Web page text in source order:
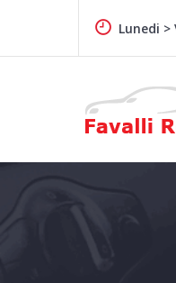
Lunedi >
Auto dal 1961